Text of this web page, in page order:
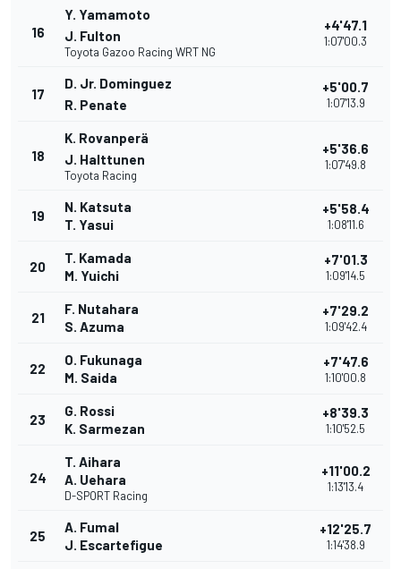
16
Y. Yamamoto
J. Fulton
Toyota Gazoo Racing WRT NG
+4'47.1
1:07'00.3
17
D. Jr. Dominguez
R. Penate
+5'00.7
1:07'13.9
18
K. Rovanperä
J. Halttunen
Toyota Racing
+5'36.6
1:07'49.8
19
N. Katsuta
T. Yasui
+5'58.4
1:08'11.6
20
T. Kamada
M. Yuichi
+7'01.3
1:09'14.5
21
F. Nutahara
S. Azuma
+7'29.2
1:09'42.4
22
O. Fukunaga
M. Saida
+7'47.6
1:10'00.8
23
G. Rossi
K. Sarmezan
+8'39.3
1:10'52.5
24
T. Aihara
A. Uehara
D-SPORT Racing
+11'00.2
1:13'13.4
25
A. Fumal
J. Escartefigue
+12'25.7
1:14'38.9